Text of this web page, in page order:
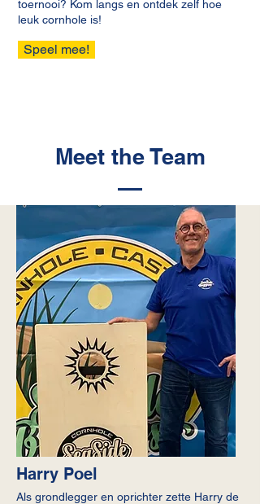
toernooi? Kom langs en ontdek zelf hoe
leuk cornhole is!
Speel mee!
Meet the Team
Harry Poel
Als grondlegger en oprichter zette Harry de